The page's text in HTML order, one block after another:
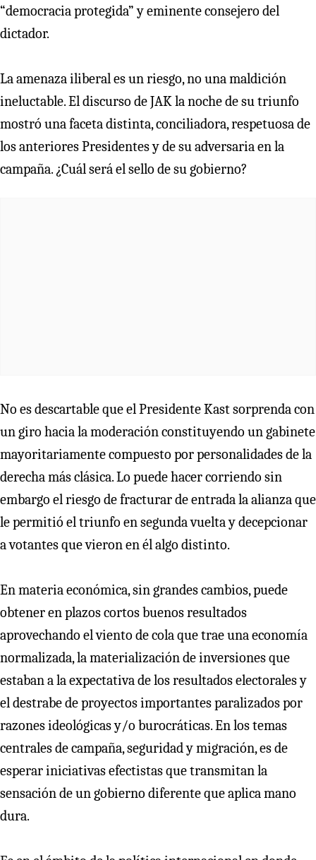
“democracia protegida” y eminente consejero del
dictador.
La amenaza iliberal es un riesgo, no una maldición
ineluctable. El discurso de JAK la noche de su triunfo
mostró una faceta distinta, conciliadora, respetuosa de
los anteriores Presidentes y de su adversaria en la
campaña. ¿Cuál será el sello de su gobierno?
No es descartable que el Presidente Kast sorprenda con
un giro hacia la moderación constituyendo un gabinete
mayoritariamente compuesto por personalidades de la
derecha más clásica. Lo puede hacer corriendo sin
embargo el riesgo de fracturar de entrada la alianza que
le permitió el triunfo en segunda vuelta y decepcionar
a votantes que vieron en él algo distinto.
En materia económica, sin grandes cambios, puede
obtener en plazos cortos buenos resultados
aprovechando el viento de cola que trae una economía
normalizada, la materialización de inversiones que
estaban a la expectativa de los resultados electorales y
el destrabe de proyectos importantes paralizados por
razones ideológicas y/o burocráticas. En los temas
centrales de campaña, seguridad y migración, es de
esperar iniciativas efectistas que transmitan la
sensación de un gobierno diferente que aplica mano
dura.